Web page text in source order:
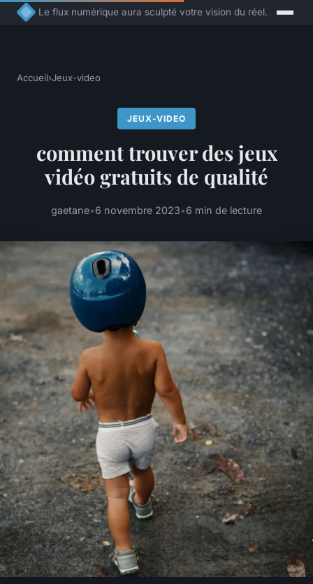
Le flux numérique aura sculpté votre vision du réel.
Accueil›Jeux-video
JEUX-VIDEO
comment trouver des jeux
vidéo gratuits de qualité
gaetane•6 novembre 2023•6 min de lecture